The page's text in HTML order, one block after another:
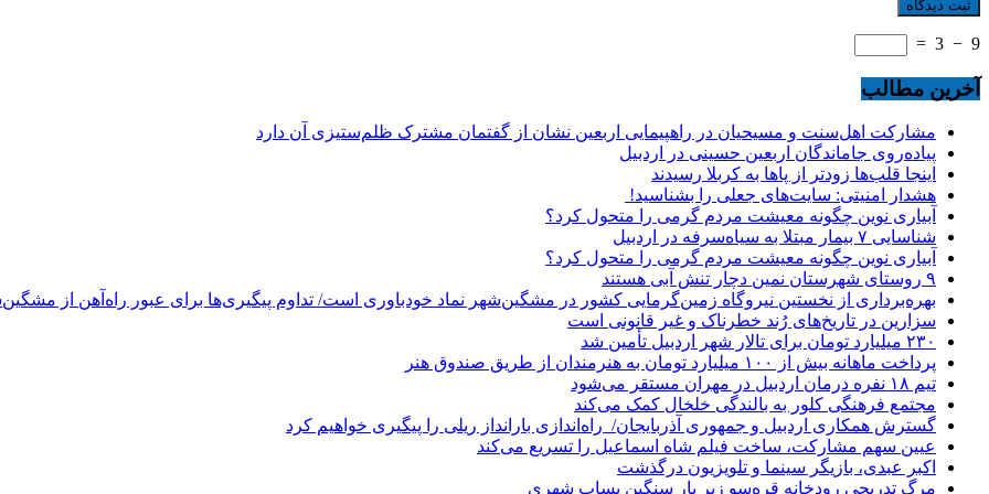
9
−
3
=
آخرین مطالب
مشارکت اهل‌سنت و مسیحیان در راهپیمایی اربعین نشان از گفتمان مشترک ظلم‌ستیزی آن دارد
پیاده‌روی جاماندگان اربعین حسینی در اردبیل
اینجا قلب‌ها زودتر از پاها به کربلا رسیدند
هشدار امنیتی: سایت‌های جعلی را بشناسید!
آبیاری نوین چگونه معیشت مردم گرمی را متحول کرد؟
شناسایی ۷ بیمار مبتلا به سیاه‌سرفه در اردبیل
آبیاری نوین چگونه معیشت مردم گرمی را متحول کرد؟
۹ روستای شهرستان نمین دچار تنش آبی هستند
بهره‌برداری از نخستین نیروگاه زمین‌گرمایی کشور در مشگین‌شهر نماد خودباوری است/ تداوم پیگیری‌ها برای عبور راه‌آهن از
سزارین در تاریخ‌های رُند خطرناک و غیر قانونی است
۲۳۰ میلیارد تومان برای تالار شهر اردبیل تأمین شد
پرداخت ماهانه بیش از ۱۰۰ میلیارد تومان به هنرمندان از طریق صندوق هنر
تیم ۱۸ نفره درمان اردبیل در مهران مستقر می‌شود
مجتمع فرهنگی کلور به بالندگی خلخال کمک می‌کند
گسترش همکاری اردبیل و جمهوری آذربایجان/ راه‌اندازی بارانداز ریلی را پیگیری خواهیم کرد
عیین سهم مشارکت، ساخت فیلم شاه‌ اسماعیل را تسریع می‌کند
اکبر عبدی، بازیگر سینما و تلویزیون درگذشت
مرگ تدریجی رودخانه قره‌سو زیر بار سنگین پساب شهری